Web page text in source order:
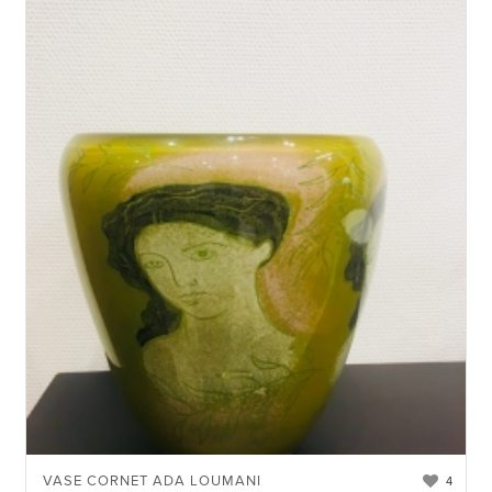
4
VASE CORNET ADA LOUMANI